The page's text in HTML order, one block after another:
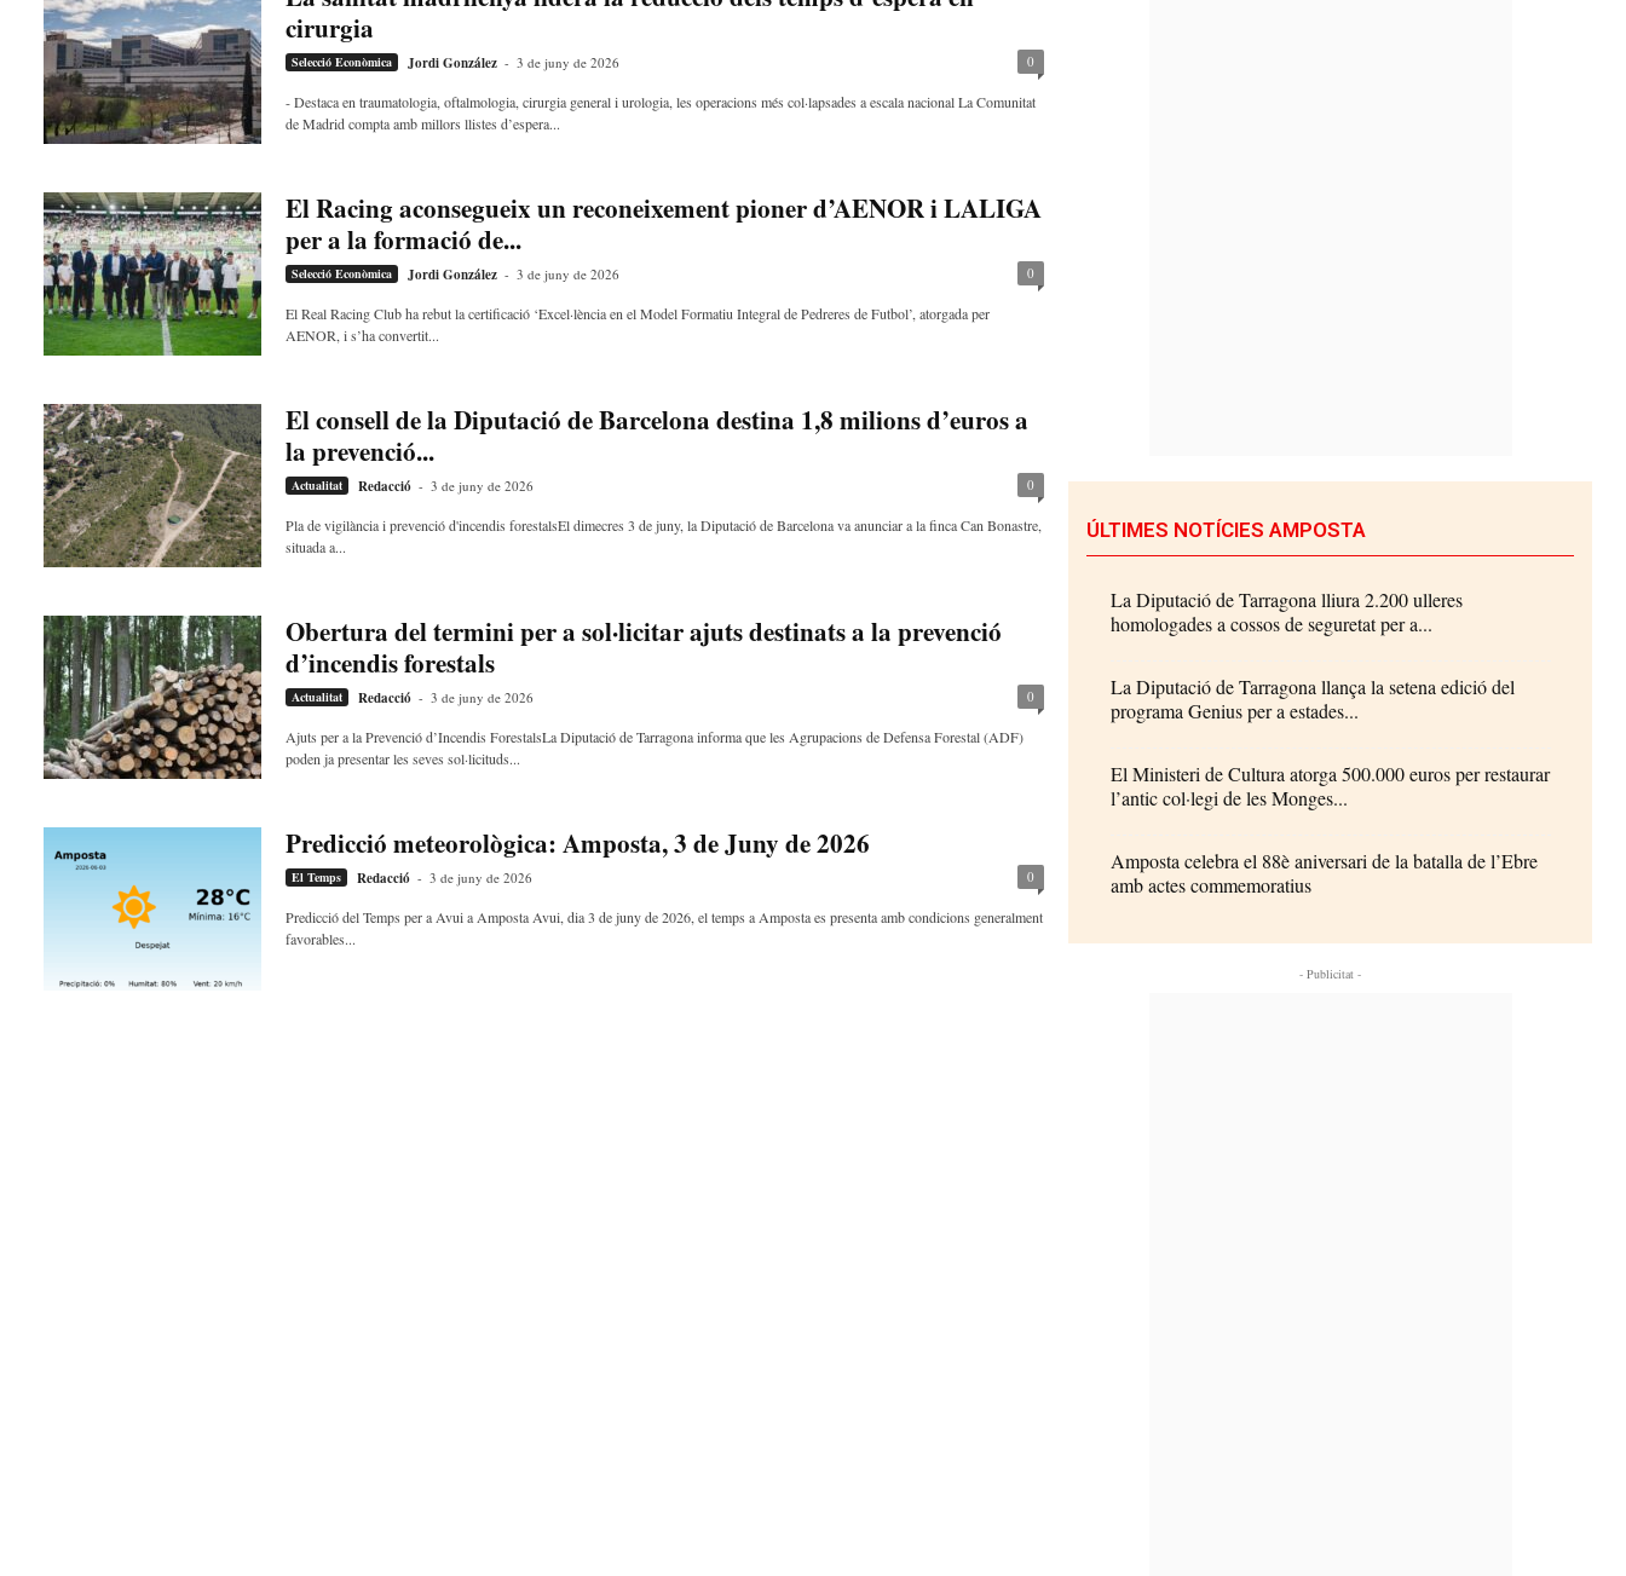
cirurgia
Selecció Econòmica Jordi González - 3 de juny de 2026 0
- Destaca en traumatologia, oftalmologia, cirurgia general i urologia, les operacions més col·lapsades a escala nacional La Comunitat
de Madrid compta amb millors llistes d’espera...
El Racing aconsegueix un reconeixement pioner d’AENOR i LALIGA
per a la formació de...
Selecció Econòmica Jordi González - 3 de juny de 2026 0
El Real Racing Club ha rebut la certificació ‘Excel·lència en el Model Formatiu Integral de Pedreres de Futbol’, atorgada per
AENOR, i s’ha convertit...
El consell de la Diputació de Barcelona destina 1,8 milions d’euros a
la prevenció...
Actualitat Redacció - 3 de juny de 2026 0
Pla de vigilància i prevenció d'incendis forestalsEl dimecres 3 de juny, la Diputació de Barcelona va anunciar a la finca Can Bonastre,
situada a...
Obertura del termini per a sol·licitar ajuts destinats a la prevenció
d’incendis forestals
Actualitat Redacció - 3 de juny de 2026 0
Ajuts per a la Prevenció d’Incendis ForestalsLa Diputació de Tarragona informa que les Agrupacions de Defensa Forestal (ADF)
poden ja presentar les seves sol·licituds...
Predicció meteorològica: Amposta, 3 de Juny de 2026
El Temps Redacció - 3 de juny de 2026 0
Predicció del Temps per a Avui a Amposta Avui, dia 3 de juny de 2026, el temps a Amposta es presenta amb condicions generalment
favorables...
ÚLTIMES NOTÍCIES AMPOSTA
La Diputació de Tarragona lliura 2.200 ulleres
homologades a cossos de seguretat per a...
La Diputació de Tarragona llança la setena edició del
programa Genius per a estades...
El Ministeri de Cultura atorga 500.000 euros per restaurar
l’antic col·legi de les Monges...
Amposta celebra el 88è aniversari de la batalla de l’Ebre
amb actes commemoratius
- Publicitat -